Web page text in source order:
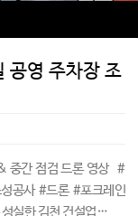
공영 주차장 조
중간 점검 드론 영상 #
공사 #드론 #포크레인
실한 김천 건설업…